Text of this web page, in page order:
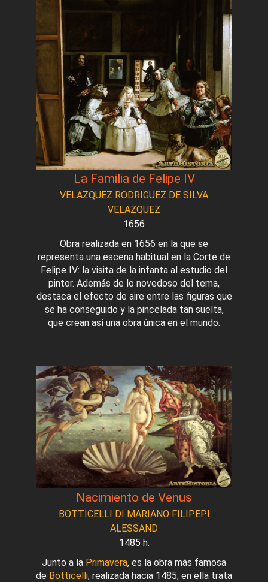
La Familia de Felipe IV
VELAZQUEZ RODRIGUEZ DE SILVA
VELAZQUEZ
1656
Obra realizada en 1656 en la que se
representa una escena habitual en la Corte de
Felipe IV: la visita de la infanta al estudio del
pintor. Además de lo novedoso del tema,
destaca el efecto de aire entre las figuras que
se ha conseguido y la pincelada tan suelta,
que crean así una obra única en el mundo.
Nacimiento de Venus
BOTTICELLI DI MARIANO FILIPEPI
ALESSAND
1485 h.
Junto a la Primavera, es la obra más famosa
de Botticelli; realizada hacia 1485, en ella trata